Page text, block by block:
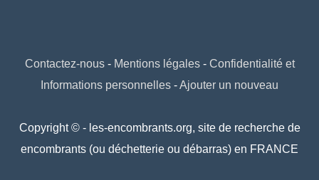
Contactez-nous- Mentions légales- Confidentialité et
Informations personnelles -Ajouter un nouveau
Copyright © - les-encombrants.org, site de recherche de
encombrants (ou déchetterie ou débarras) en FRANCE